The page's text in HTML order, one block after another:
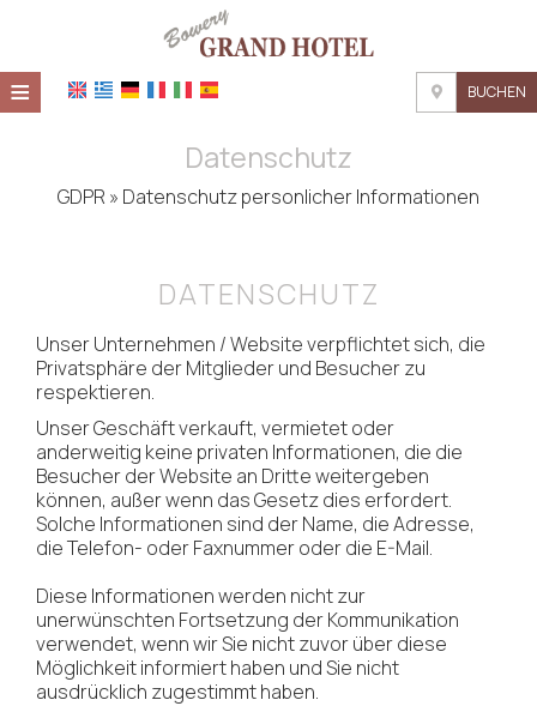
≡ BUCHEN
STARTSEITE
STANDORT
EINRICHTUNGEN
FOTOGALLERIE
KONTAKT
Datenschutz
GDPR » Datenschutz personlicher Informationen
DATENSCHUTZ
Unser Unternehmen / Website verpflichtet sich, die
Privatsphäre der Mitglieder und Besucher zu
respektieren.
Unser Geschäft verkauft, vermietet oder
anderweitig keine privaten Informationen, die die
Besucher der Website an Dritte weitergeben
können, außer wenn das Gesetz dies erfordert.
Solche Informationen sind der Name, die Adresse,
die Telefon- oder Faxnummer oder die E-Mail.
Diese Informationen werden nicht zur
unerwünschten Fortsetzung der Kommunikation
verwendet, wenn wir Sie nicht zuvor über diese
Möglichkeit informiert haben und Sie nicht
ausdrücklich zugestimmt haben.